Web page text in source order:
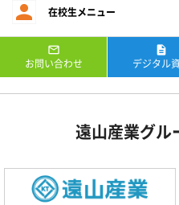
在校生メニュー

お問い合わせ

デジタル
遠山産業グル